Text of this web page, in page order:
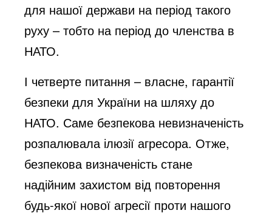
для нашої держави на період такого
руху – тобто на період до членства в
НАТО.
І четверте питання – власне, гарантії
безпеки для України на шляху до
НАТО. Саме безпекова невизначеність
розпалювала ілюзії агресора. Отже,
безпекова визначеність стане
надійним захистом від повторення
будь-якої нової агресії проти нашого